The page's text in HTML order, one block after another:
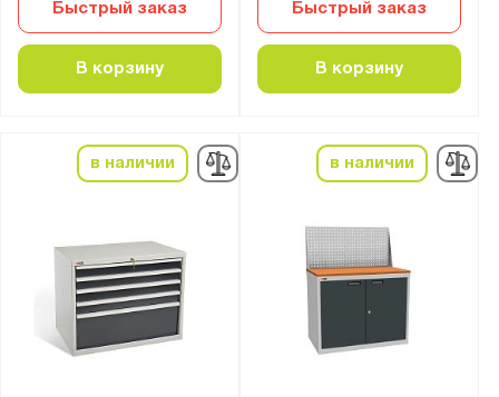
Быстрый заказ
В корзину
Быстрый заказ
В корзину
в наличии в наличии